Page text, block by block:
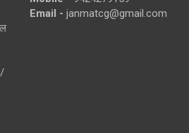
Email - janmatcg@gmail.com